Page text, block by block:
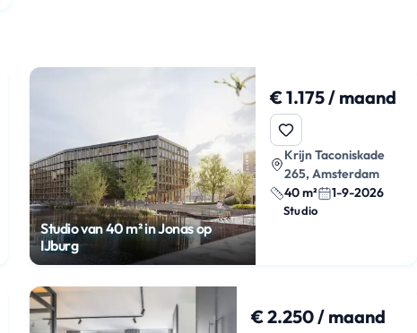
Studio van 40 m² in Jonas op
IJburg
€ 1.175 / maand
Krijn Taconiskade
265, Amsterdam
40 m²
1-9-2026
Studio
€ 2.250 / maand